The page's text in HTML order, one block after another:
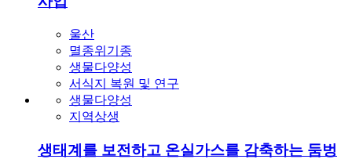
생태계를 보전하고 온실가스를 감축하는 둠벙
복원 사업
전국(협의)
둠벙
모니터링 및 연구